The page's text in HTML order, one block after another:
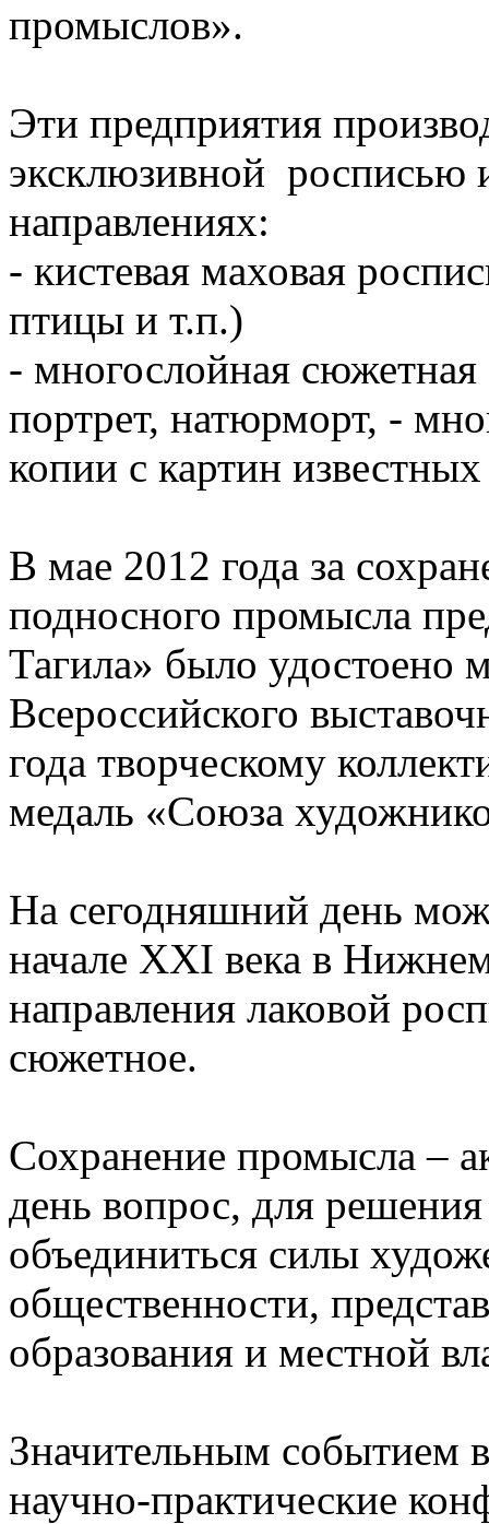
промыслов».
Эти предприятия
эксклюзивной росписью
направлениях:
- кистевая маховая
птицы и т.п.)
- многослойная
портрет, натюрморт, -
копии с картин
В мае 2012 года за
подносного промысла
Тагила» было удостоено
Всероссийского
года творческому
медаль «Союза
На сегодняшний день
начале XXI века в
направления лаковой
сюжетное.
Сохранение промысла –
день вопрос, для
объединиться силы
общественности,
образования и местной
Значительным событием
научно-практические